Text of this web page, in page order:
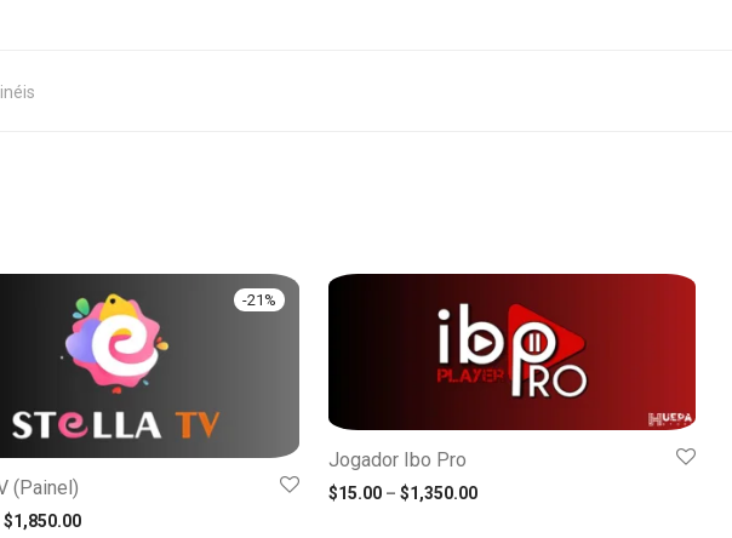
-21 %
(Painel)
$1,850.00Faixa de preço: $33.00 através $1,850.00
Jogador Ibo Pro
$15.00 – $1,350.00Faixa de preço: $15.00 através